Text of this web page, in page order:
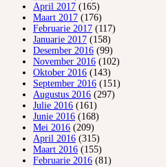
April 2017 (165)
Maart 2017 (176)
Februarie 2017 (117)
Januarie 2017 (158)
Desember 2016 (99)
November 2016 (102)
Oktober 2016 (143)
September 2016 (151)
Augustus 2016 (297)
Julie 2016 (161)
Junie 2016 (168)
Mei 2016 (209)
April 2016 (315)
Maart 2016 (155)
Februarie 2016 (81)